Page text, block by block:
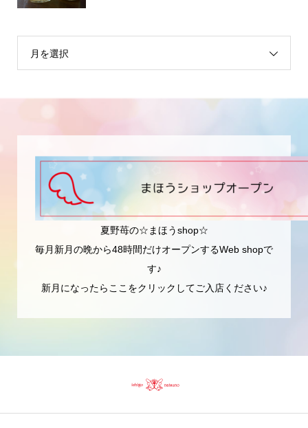
月を選択
夏野苺の☆まほうshop☆
毎月新月の晩から48時間だけオープンするWeb shopで
す♪
新月になったらここをクリックしてご入店ください♪